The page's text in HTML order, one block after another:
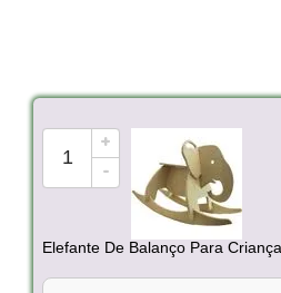
+
-
Elefante De Balanço Para